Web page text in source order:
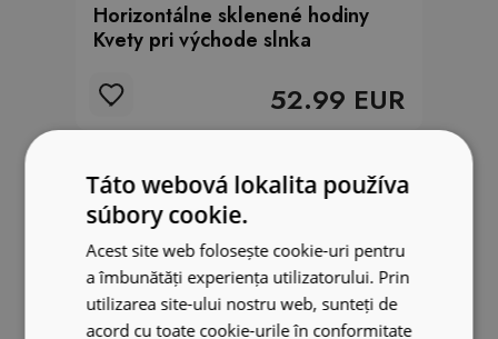
Horizontálne sklenené hodiny
Kvety pri východe slnka
52.99 EUR
Táto webová lokalita používa
súbory cookie.
Acest site web folosește cookie-uri pentru
a îmbunătăți experiența utilizatorului. Prin
utilizarea site-ului nostru web, sunteți de
acord cu toate cookie-urile în conformitate